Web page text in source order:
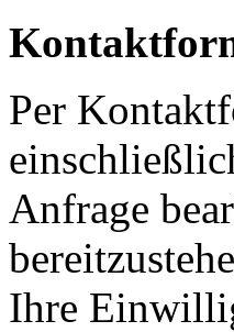
Per
Anfrage
Ihre